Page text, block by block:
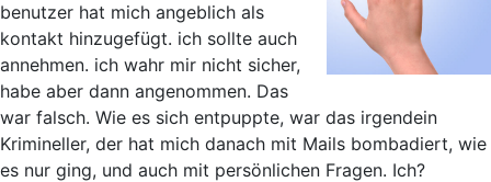
benutzer hat mich angeblich als
kontakt hinzugefügt. ich sollte auch
annehmen. ich wahr mir nicht sicher,
habe aber dann angenommen. Das
war falsch. Wie es sich entpuppte, war das irgendein
Krimineller, der hat mich danach mit Mails bombadiert, wie
es nur ging, und auch mit persönlichen Fragen. Ich?